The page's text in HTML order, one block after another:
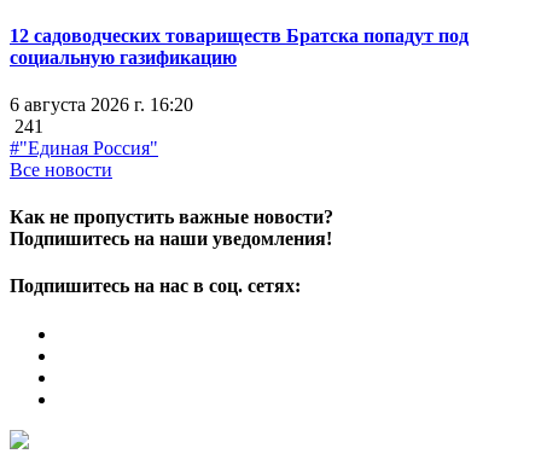
12 садоводческих товариществ Братска попадут под
социальную газификацию
6 августа 2026 г. 16:20
241
#"Единая Россия"
Все новости
Как не пропустить важные новости?
Подпишитесь на наши уведомления!
Подпишитесь на нас в соц. сетях: